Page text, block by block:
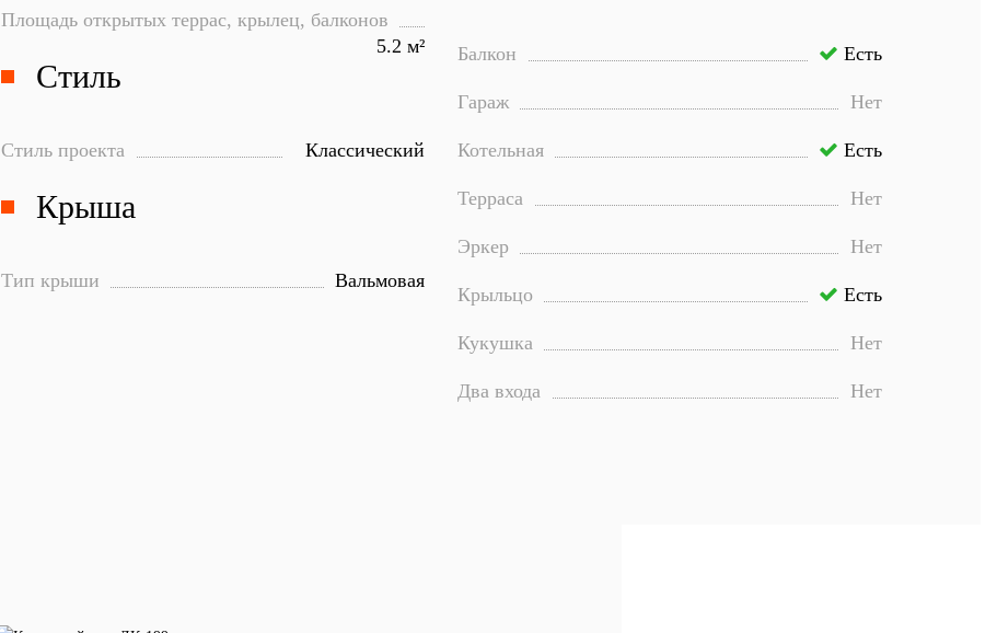
Площадь открытых террас, крылец, балконов
5.2 м²
Стиль
Стиль проекта Классический
Крыша
Тип крыши Вальмовая
Балкон Есть
Гараж Нет
Котельная Есть
Терраса Нет
Эркер Нет
Крыльцо Есть
Кукушка Нет
Два входа Нет